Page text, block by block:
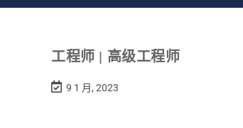
工程师 | 高级工程师
9 1 月, 2023